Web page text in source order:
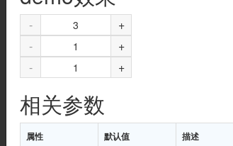
-
+
-
+
-
+
相关参数
属性 默认值 描述